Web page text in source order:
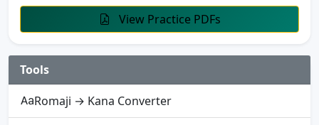
View Practice PDFs
Tools
Romaji → Kana Converter